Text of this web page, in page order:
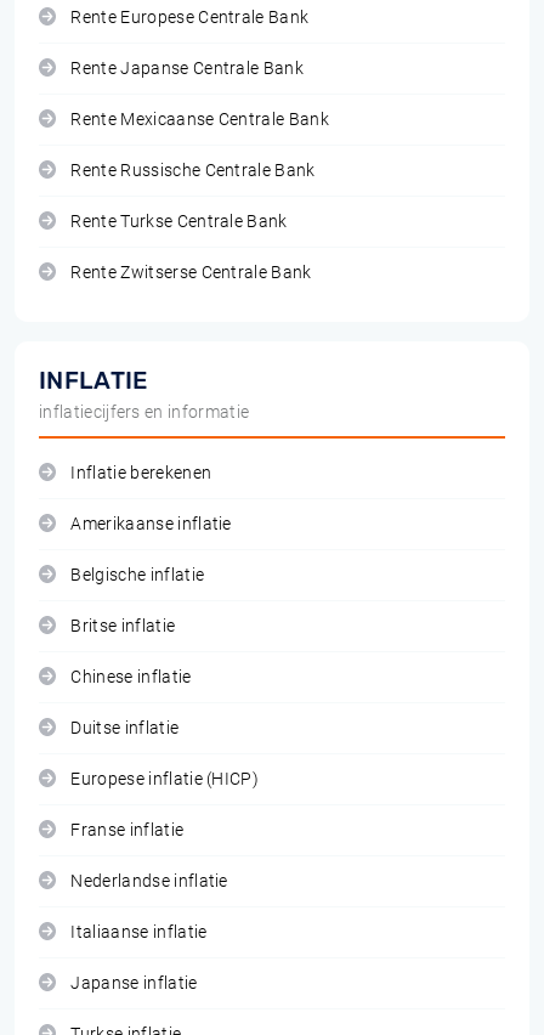
Rente Europese Centrale Bank
Rente Japanse Centrale Bank
Rente Mexicaanse Centrale Bank
Rente Russische Centrale Bank
Rente Turkse Centrale Bank
Rente Zwitserse Centrale Bank
INFLATIE
inflatiecijfers en informatie
Inflatie berekenen
Amerikaanse inflatie
Belgische inflatie
Britse inflatie
Chinese inflatie
Duitse inflatie
Europese inflatie (HICP)
Franse inflatie
Nederlandse inflatie
Italiaanse inflatie
Japanse inflatie